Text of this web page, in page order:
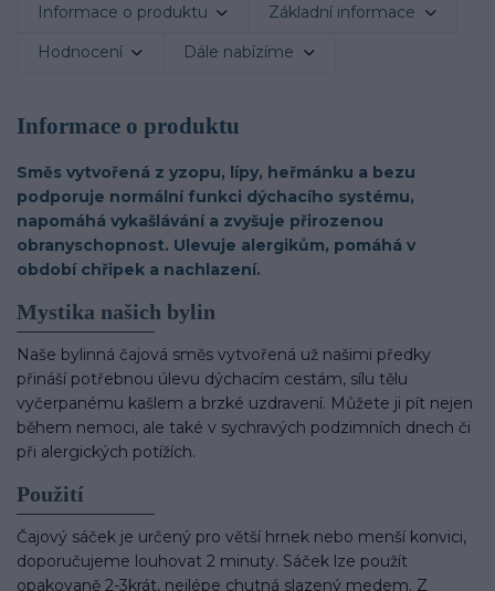
Informace o produktu Základní informace
Hodnocení Dále nabízíme
Informace o produktu
Směs vytvořená z yzopu, lípy, heřmánku a bezu
podporuje normální funkci dýchacího systému,
napomáhá vykašlávání a zvyšuje přirozenou
obranyschopnost. Ulevuje alergikům, pomáhá v
období chřipek a nachlazení.
Mystika našich bylin
Naše bylinná čajová směs vytvořená už našimi předky
přináší potřebnou úlevu dýchacím cestám, sílu tělu
vyčerpanému kašlem a brzké uzdravení. Můžete ji pít nejen
během nemoci, ale také v sychravých podzimních dnech či
při alergických potížích.
Použití
Čajový sáček je určený pro větší hrnek nebo menší konvici,
doporučujeme louhovat 2 minuty. Sáček lze použít
opakovaně 2-3krát, nejlépe chutná slazený medem. Z